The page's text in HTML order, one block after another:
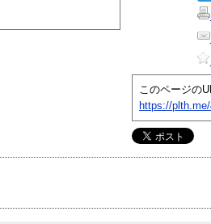
このページの
https://